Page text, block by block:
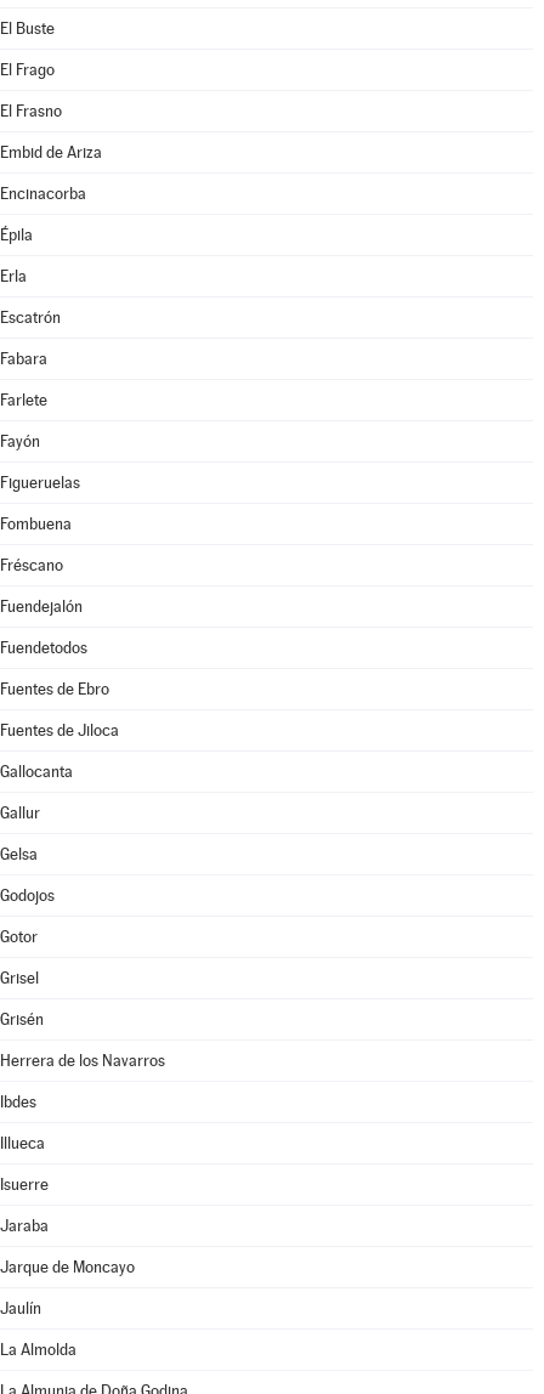
El Buste
El Frago
El Frasno
Embid de Ariza
Encinacorba
Épila
Erla
Escatrón
Fabara
Farlete
Fayón
Figueruelas
Fombuena
Fréscano
Fuendejalón
Fuendetodos
Fuentes de Ebro
Fuentes de Jiloca
Gallocanta
Gallur
Gelsa
Godojos
Gotor
Grisel
Grisén
Herrera de los Navarros
Ibdes
Illueca
Isuerre
Jaraba
Jarque de Moncayo
Jaulín
La Almolda